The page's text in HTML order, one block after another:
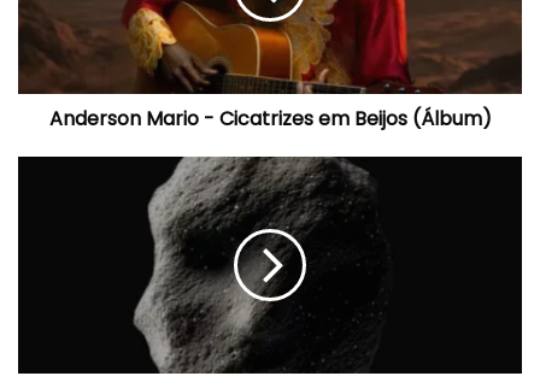
Beijos
(Álbum)
Anderson Mario - Cicatrizes em Beijos (Álbum)
Wanted